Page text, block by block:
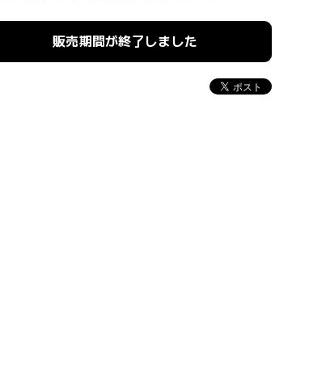
販売期間が終了しました